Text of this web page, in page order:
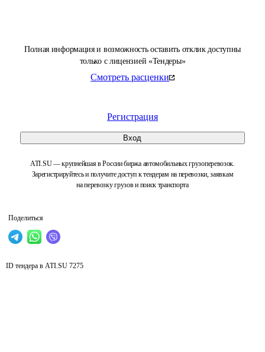
Полная информация и возможность оставить отклик доступны
только с лицензией «Тендеры»
Смотреть расценки
Регистрация
Вход
ATI.SU — крупнейшая в России биржа автомобильных грузоперевозок.
Зарегистрируйтесь и получите доступ к тендерам на перевозки, заявкам
на перевозку грузов и поиск транспорта
Поделиться
ID тендера в ATI.SU 7275